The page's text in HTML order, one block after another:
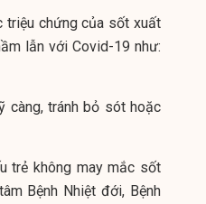
triệu chứng của sốt xuất
lẫn với Covid-19 như:
càng, tránh bỏ sót hoặc
trẻ không may mắc sốt
Bệnh Nhiệt đới, Bệnh